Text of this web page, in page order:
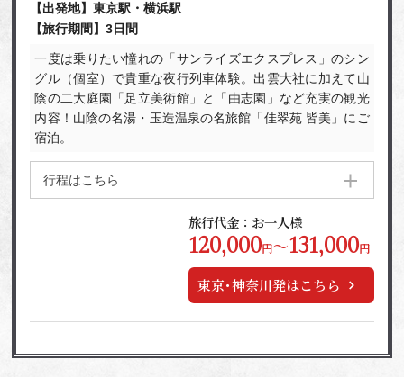
【出発地】東京駅・横浜駅
【旅行期間】3日間
一度は乗りたい憧れの「サンライズエクスプレス」のシン
グル（個室）で貴重な夜行列車体験。出雲大社に加えて山
陰の二大庭園「足立美術館」と「由志園」など充実の観光
内容！山陰の名湯・玉造温泉の名旅館「佳翠苑 皆美」にご
宿泊。
行程はこちら
旅行代金：お一人様
120,000円～131,000円
東京･神奈川発はこちら